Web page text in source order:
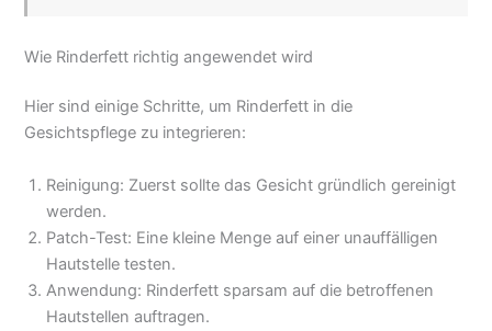
Wie Rinderfett richtig angewendet wird
Hier sind einige Schritte, um Rinderfett in die
Gesichtspflege zu integrieren:
Reinigung: Zuerst sollte das Gesicht gründlich gereinigt
werden.
Patch-Test: Eine kleine Menge auf einer unauffälligen
Hautstelle testen.
Anwendung: Rinderfett sparsam auf die betroffenen
Hautstellen auftragen.